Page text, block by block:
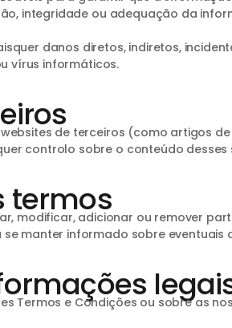
integridade ou adequação da
danos diretos, indiretos,
vírus informáticos.
de terceiros (como artigos
controlo sobre o conteúdo
termos
modificar, adicionar ou remover
manter informado sobre eventuais
Termos e Condições ou sobre as